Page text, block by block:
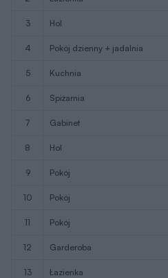
3 hol
4 pokój dzienny + jadalnia
5 kuchnia
6 spiżarnia
7 gabinet
8 hol
9 pokój
10 pokój
11 pokój
12 garderoba
13 łazienka